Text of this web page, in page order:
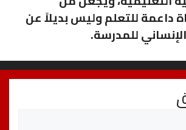
داعمة للتعلم وليس بديلاً عن
للمدرسة.